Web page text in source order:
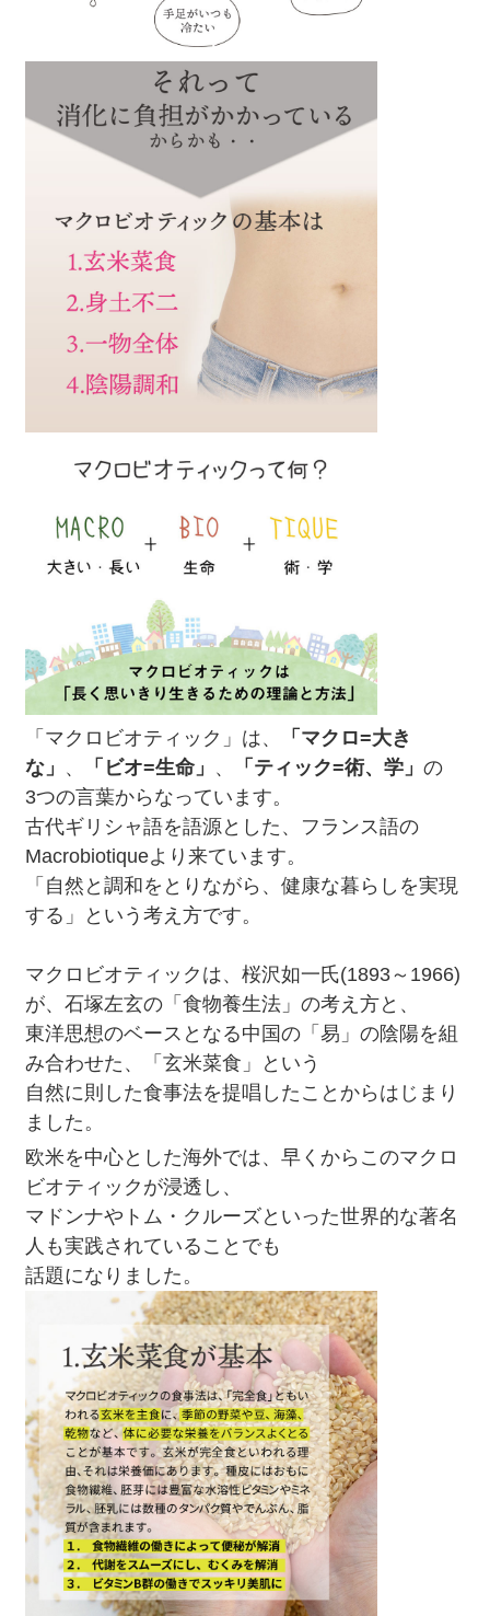
「マクロビオティック」は、
「マクロ=大き
な」 、 「ビオ=生命」 、 「ティック=術、学」 の
3つの言葉からなっています。
古代ギリシャ語を語源とした、フランス語の
Macrobiotiqueより来ています。
「自然と調和をとりながら、健康な暮らしを実現
する」という考え方です。
マクロビオティックは、桜沢如一氏(1893～1966)
が、石塚左玄の「食物養生法」の考え方と、
東洋思想のベースとなる中国の「易」の陰陽を組
み合わせた、「玄米菜食」という
自然に則した食事法を提唱したことからはじまり
ました。
欧米を中心とした海外では、早くからこのマクロ
ビオティックが浸透し、
マドンナやトム・クルーズといった世界的な著名
人も実践されていることでも
話題になりました。